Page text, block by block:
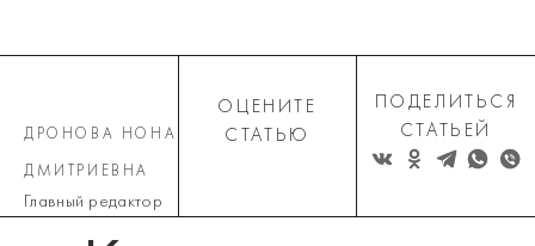
ДРОНОВА НОНА
ДМИТРИЕВНА
Главный редактор
ОЦЕНИТЕ
СТАТЬЮ
ПОДЕЛИТЬСЯ
СТАТЬЕЙ